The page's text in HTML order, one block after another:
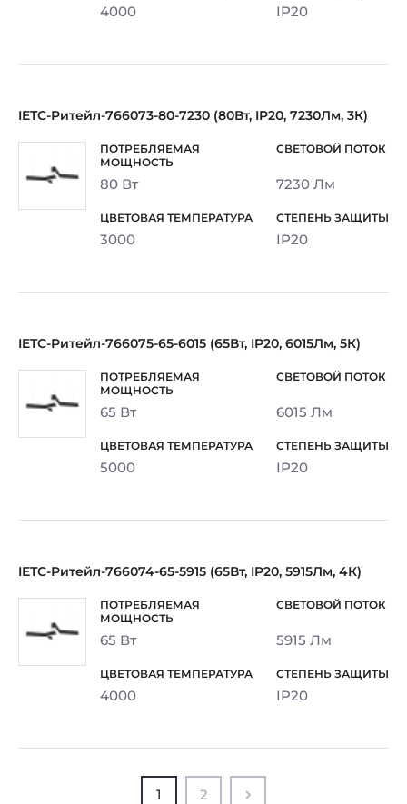
4000 IP20
IETC-Ритейл-766073-80-7230 (80Вт, IP20, 7230Лм, 3К)
80 Вт 7230 Лм
3000 IP20
IETC-Ритейл-766075-65-6015 (65Вт, IP20, 6015Лм, 5К)
65 Вт 6015 Лм
5000 IP20
IETC-Ритейл-766074-65-5915 (65Вт, IP20, 5915Лм, 4К)
65 Вт 5915 Лм
4000 IP20
1 2